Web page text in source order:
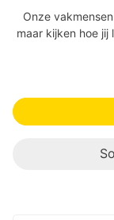
Onze
maar kijken hoe jij